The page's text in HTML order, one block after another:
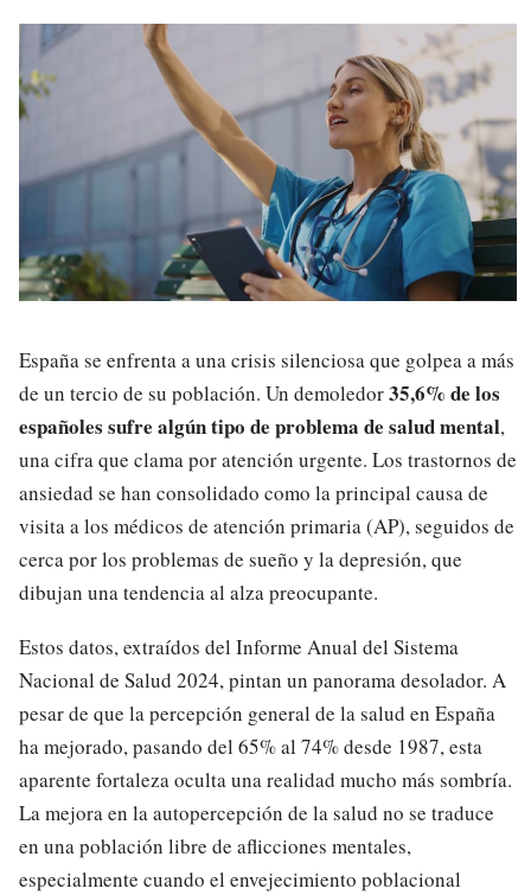
España se enfrenta a una crisis silenciosa que golpea a más
de un tercio de su población. Un demoledor35,6% de los
españoles sufre algún tipo de problema de salud mental,
una cifra que clama por atención urgente. Los trastornos de
ansiedad se han consolidado como la principal causa de
visita a los médicos de atención primaria (AP), seguidos de
cerca por los problemas de sueño y la depresión, que
dibujan una tendencia al alza preocupante.
Estos datos, extraídos del Informe Anual del Sistema
Nacional de Salud 2024, pintan un panorama desolador. A
pesar de que la percepción general de la salud en España
ha mejorado, pasando del 65% al 74% desde 1987, esta
aparente fortaleza oculta una realidad mucho más sombría.
La mejora en la autopercepción de la salud no se traduce
en una población libre de aflicciones mentales,
especialmente cuando el envejecimiento poblacional